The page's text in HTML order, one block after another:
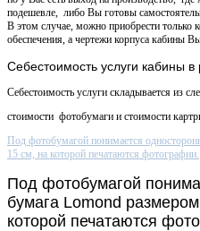
подешевле, либо Вы готовы
В этом случае, можно приобрести только
обеспечения, а чертежи корпуса кабины
Себестоимость услуги кабины в
Себестоимость услуги складывается из
стоимости фотобумаги и стоимости
Под фотобумагой понимается
15 см, на которой печатаются фотографии.
Под фотобумагой
бумага Lomond
которой печатаются